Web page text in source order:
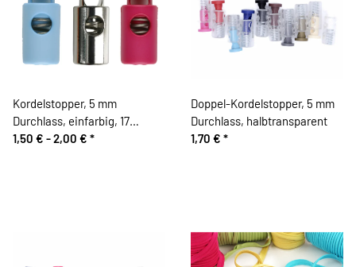
Kordelstopper, 5 mm
Durchlass, einfarbig, 17
Farben
1,50 € -2,00 € *
Doppel-Kordelstopper, 5 mm
Durchlass, halbtransparent
1,70 € *